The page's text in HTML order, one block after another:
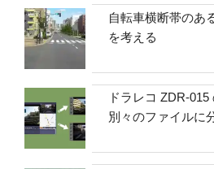
自転車横断帯のあ
を考える
ドラレコ ZDR-
別々のファイルに